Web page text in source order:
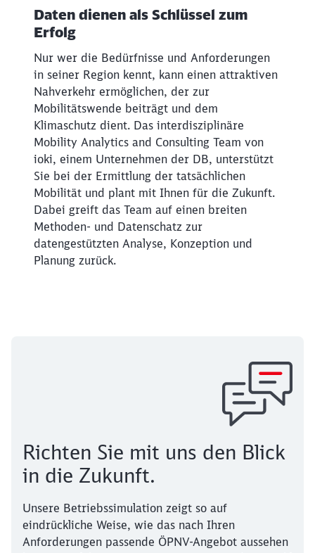
Daten dienen als Schlüssel zum
Erfolg
Nur wer die Bedürfnisse und Anforderungen
in seiner Region kennt, kann einen attraktiven
Nahverkehr ermöglichen, der zur
Mobilitätswende beiträgt und dem
Klimaschutz dient. Das interdisziplinäre
Mobility Analytics and Consulting Team von
ioki, einem Unternehmen der DB, unterstützt
Sie bei der Ermittlung der tatsächlichen
Mobilität und plant mit Ihnen für die Zukunft.
Dabei greift das Team auf einen breiten
Methoden- und Datenschatz zur
datengestützten Analyse, Konzeption und
Planung zurück.
Richten Sie mit uns den Blick
in die Zukunft.
Unsere Betriebssimulation zeigt so auf
eindrückliche Weise, wie das nach Ihren
Anforderungen passende ÖPNV-Angebot aussehen